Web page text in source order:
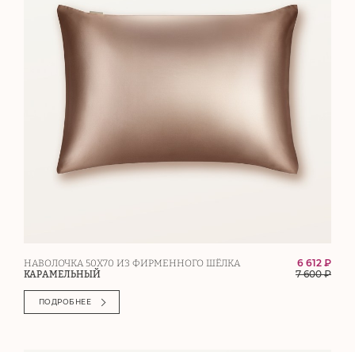
НАВОЛОЧКА 50Х70 ИЗ ФИРМЕННОГО ШЁЛКА
КАРАМЕЛЬНЫЙ
6 612 ₽
7 600₽
ПОДРОБНЕЕ